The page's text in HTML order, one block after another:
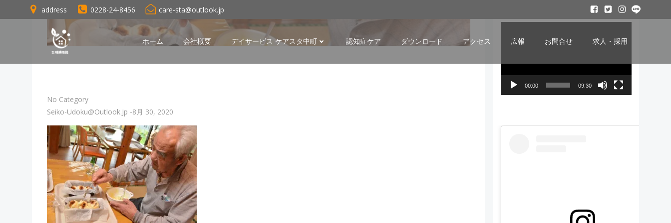
ン
へ
address 0228-24-8456 care-sta@outlook.jp
ホーム 会社概要 デイサービス ケアスタ中町 認知症ケア ダウンロード アクセス 広報 お問合せ 求人・採用
No Category
Seiko-Udoku@outlook.jp -8月 30, 2020
レ
ー
00:00 09:30